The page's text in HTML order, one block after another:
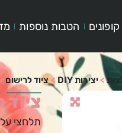
קופונים הטבות נוספות
>יצירות DIY >ציוד לרישום
תלחצי